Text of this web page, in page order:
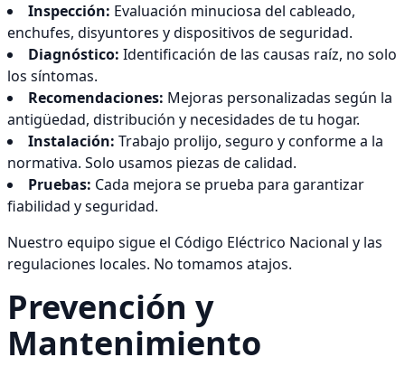
Inspección: Evaluación minuciosa del cableado,
enchufes, disyuntores y dispositivos de seguridad.
Diagnóstico: Identificación de las causas raíz, no solo
los síntomas.
Recomendaciones: Mejoras personalizadas según la
antigüedad, distribución y necesidades de tu hogar.
Instalación: Trabajo prolijo, seguro y conforme a la
normativa. Solo usamos piezas de calidad.
Pruebas: Cada mejora se prueba para garantizar
fiabilidad y seguridad.
Nuestro equipo sigue el Código Eléctrico Nacional y las
regulaciones locales. No tomamos atajos.
Prevención y
Mantenimiento